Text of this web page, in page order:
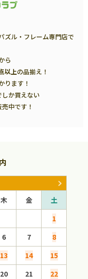
ズル・フレーム専門店で
ら
以上の品揃え！
ります！
か買えない
中です！
木 金
土
1
6 7
8
13 14
15
20 21
22